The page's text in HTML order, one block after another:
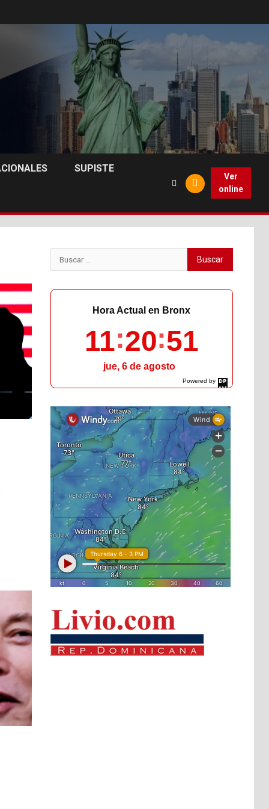
SUPISTE
Ver
online
Buscar:
Powered by
DaysPedia.com
Hora Actual en Bronx
11 20 52
jue, 6 de agosto